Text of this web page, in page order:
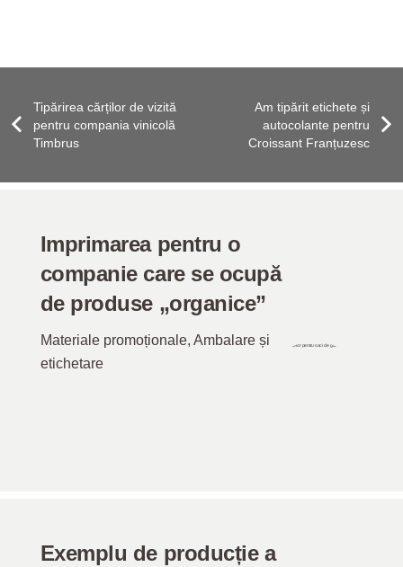
Tipărirea cărților de vizită
pentru compania vinicolă
Timbrus
Am tipărit etichete și
autocolante pentru
Croissant Franțuzesc
Imprimarea pentru o
companie care se ocupă
de produse „organice”
Materiale promoționale, Ambalare și
etichetare
Exemplu de producție a